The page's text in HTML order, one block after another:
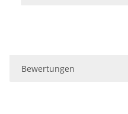
Bewertungen